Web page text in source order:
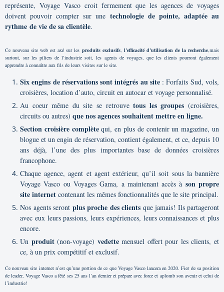
représente, Voyage Vasco croit fermement que les agences de voyages
doivent pouvoir compter sur une technologie de pointe, adaptée au
rythme de vie de sa clientèle.
Ce nouveau site web est axé sur les produits exclusifs, l’efficacité d’utilisation de la recherche,mais
surtout, sur les piliers de l’industrie soit, les agents de voyages, que les clients pourront également
apprendre à connaître aux fils de leurs visites sur le site.
Six engins de réservations sont intégrés au site: Forfaits Sud, vols,
croisières, location d’auto, circuit en autocar et voyage personnalisé.
Au coeur même du site se retrouvetous les groupes (croisières,
circuits ou autres) que nos agences souhaitent mettre en ligne.
Section croisière complètequi, en plus de contenir un magazine, un
blogue et un engin de réservation, contient également, et ce, depuis 10
ans déjà, l’une des plus importantes base de données croisières
francophone.
Chaque agence, agent et agent extérieur, qu’il soit sous la bannière
Voyage Vasco ou Voyages Gama, a maintenant accès à son propre
site internet contenant les mêmes fonctionnalités que le site principal.
Nos agents seront plus proche des clients que jamais! Ils partageront
avec eux leurs passions, leurs expériences, leurs connaissances et plus
encore.
Un produit(non-voyage) vedettemensuel offert pour les clients, et
ce, à un prix compétitif et exclusif.
Ce nouveau site internet n’est qu’une portion de ce que Voyage Vasco lancera en 2020. Fier de sa position
de leader, Voyage Vasco a fêté ses 25 ans l’an dernier et prépare avec force et aplomb son avenir et celui de
l’industrie!